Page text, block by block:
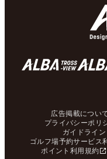
広告掲載につい
プライバシーポリ
ガイドライン
ゴルフ場予約サービス
ポイント利用規約